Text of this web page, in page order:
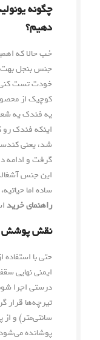
چگونه
دهیم؟
خب حالا که
جنس بنجل بهت
خودت تست کنی.
کوچیک از
یه فندک یه
اینکه فندک
شد، یعنی
گرفت و ادامه
این جنس
ساده اما
راهنمای خرید
نقش پوشش
حتی با
ایمنی نهایی
درستی اجرا
سانتی‌متر) و
پوشانده